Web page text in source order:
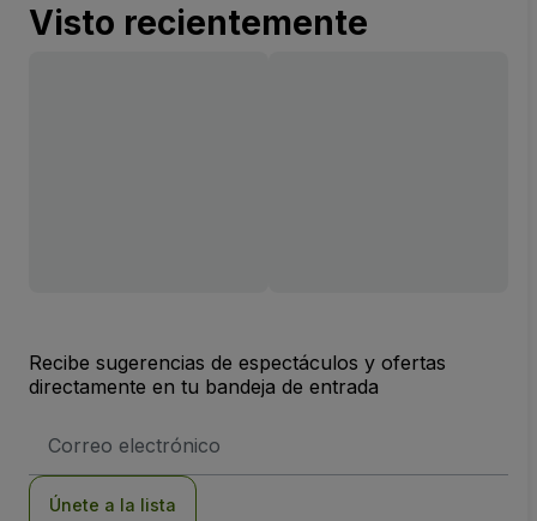
Visto recientemente
Recibe sugerencias de espectáculos y ofertas
directamente en tu bandeja de entrada
de
Únete a la lista